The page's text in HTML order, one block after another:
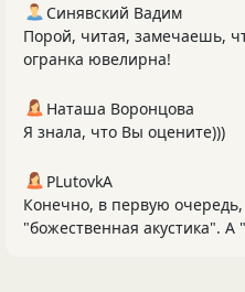
Синявский Вадим
Порой, читая, замечаешь,
огранка ювелирна!
Наташа Воронцова
Я знала, что Вы оцените)))
PLutоvkА
Конечно, в первую
"божественная акустика".